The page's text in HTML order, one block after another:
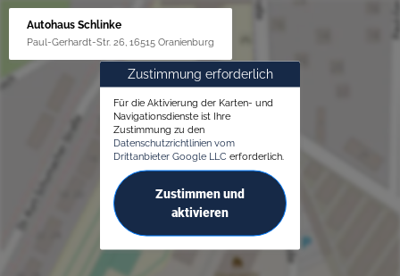
Autohaus Schlinke
Paul-Gerhardt-Str. 26, 16515 Oranienburg
Zustimmung erforderlich
Für die Aktivierung der Karten- und
Navigationsdienste ist Ihre
Zustimmung zu den
Datenschutzrichtlinien vom
Drittanbieter Google LLC erforderlich.
Zustimmen und
aktivieren